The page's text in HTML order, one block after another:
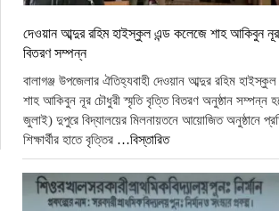
দেওয়ান আব্দুর রহিম হাইস্কুল এন্ড কলেজে শাহ আকিবুন
বিতরণ সম্পন্ন
বালাগঞ্জ উপজেলার ঐতিহ্যবাহী দেওয়ান আব্দুর রহিম
শাহ আকিবুন নূর চৌধুরী স্মৃতি বৃত্তি বিতরণ অনুষ্ঠান সম্পন্ন
জুলাই) দুপুরে বিদ্যালয়ের মিলনায়তনে আয়োজিত অনুষ্ঠানে
শিক্ষার্থীর হাতে বৃত্তির …বিস্তারিত